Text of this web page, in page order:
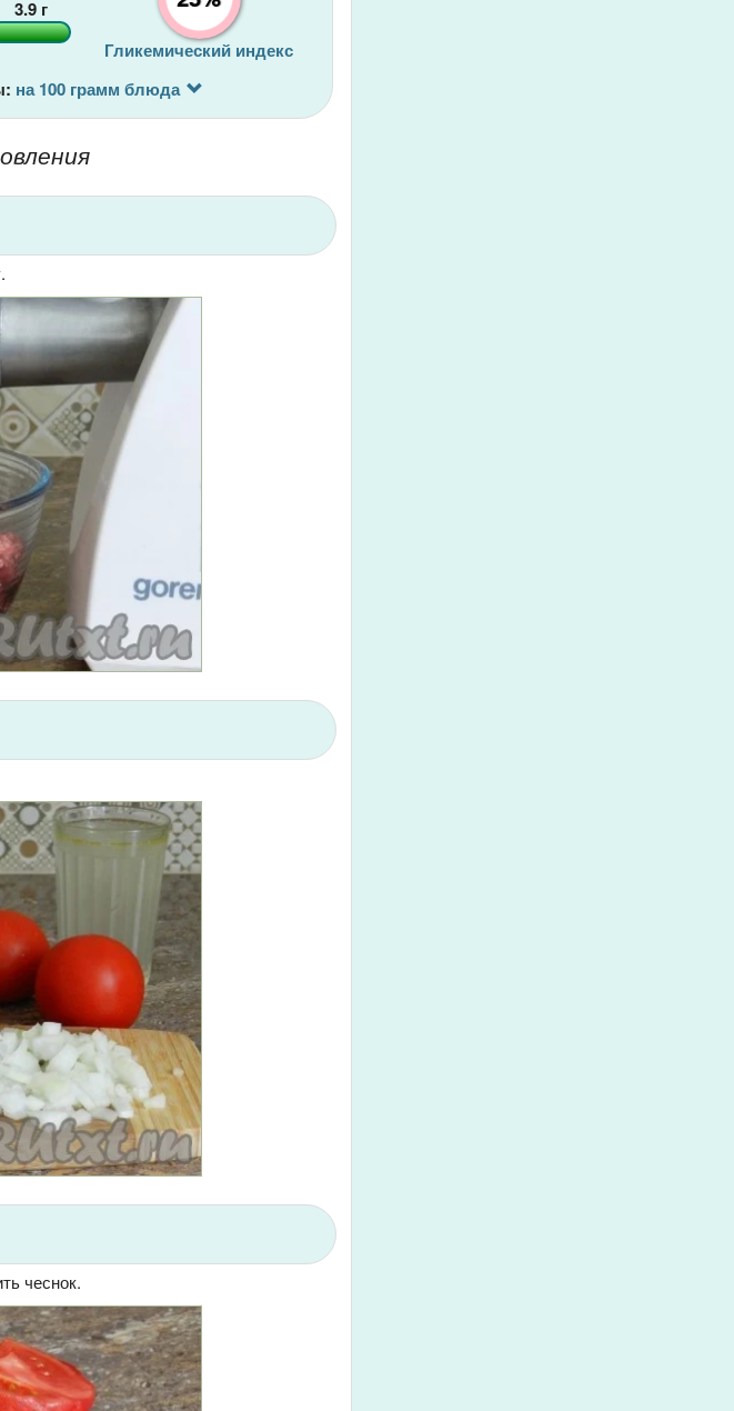
3.9г
Гликемический индекс
на 100 грамм блюда
чеснок.